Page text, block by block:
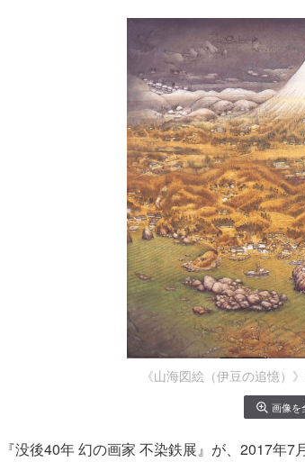
《山海図絵（伊豆の追憶）
画像を
『没後40年 幻の画家 不染鉄展』が、2017年